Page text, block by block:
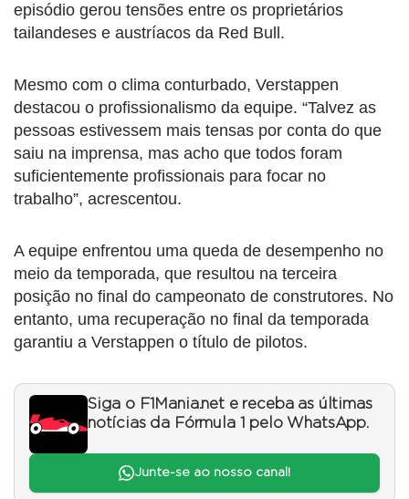
episódio gerou tensões entre os proprietários
tailandeses e austríacos da Red Bull.
Mesmo com o clima conturbado, Verstappen
destacou o profissionalismo da equipe. “Talvez as
pessoas estivessem mais tensas por conta do que
saiu na imprensa, mas acho que todos foram
suficientemente profissionais para focar no
trabalho”, acrescentou.
A equipe enfrentou uma queda de desempenho no
meio da temporada, que resultou na terceira
posição no final do campeonato de construtores. No
entanto, uma recuperação no final da temporada
garantiu a Verstappen o título de pilotos.
Siga o F1Mania.net e receba as últimas
notícias da Fórmula 1 pelo WhatsApp.
Junte-se ao nosso canal!